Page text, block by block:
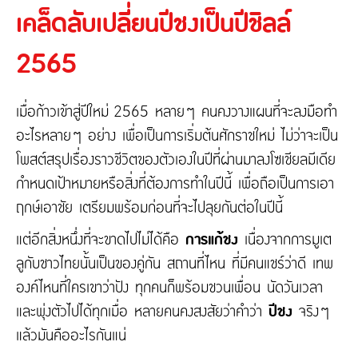
ประกันความเสี่ยงภัยทุกชนิดของอุตสาหกรรม
ความรับผิดต่อบุคคลภายนอก
ประกันภัยธุรกิจหยุดชะงัก
ประกันภัยทางทะเล และขนส่ง
ประกันอัคคีภัย
ติดต่อเรา
เกี่ยวกับ Tune Protect
เกี่ยวกับ Tune Protect
ประวัติองค์กร
การกำกับดูแลกิจการ
รายงานประจำปี
ข้อมูลสำคัญทางการเงิน
เคล็ดลับเปลี่ยนปีชงเป็นปีชิลล์
2565
เมื่อก้าวเข้าสู่ปีใหม่ 2565 หลายๆ คนคงวางแผนที่จะลงมือทำ
อะไรหลายๆ อย่าง เพื่อเป็นการเริ่มต้นศักราชใหม่ ไม่ว่าจะเป็น
โพสต์สรุปเรื่องราวชีวิตของตัวเองในปีที่ผ่านมาลงโซเชียลมีเดีย
กำหนดเป้าหมายหรือสิ่งที่ต้องการทำในปีนี้ เพื่อถือเป็นการเอา
ฤกษ์เอาชัย เตรียมพร้อมก่อนที่จะไปลุยกันต่อในปีนี้
แต่อีกสิ่งหนึ่งที่จะขาดไปไม่ได้คือ การแก้ชง เนื่องจากการมูเต
ลูกับชาวไทยนั้นเป็นของคู่กัน สถานที่ไหน ที่มีคนแชร์ว่าดี เทพ
องค์ไหนที่ใครเขาว่าปัง ทุกคนก็พร้อมชวนเพื่อน นัดวันเวลา
และพุ่งตัวไปได้ทุกเมื่อ หลายคนคงสงสัยว่าคำว่า ปีชง จริงๆ
แล้วมันคืออะไรกันแน่